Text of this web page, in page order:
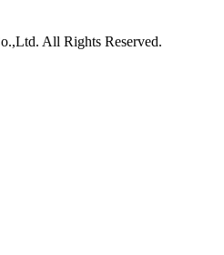
All Rights Reserved.